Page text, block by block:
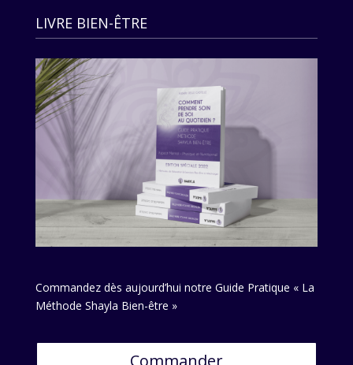
LIVRE BIEN-ÊTRE
Commandez dès aujourd’hui notre Guide Pratique « La
Méthode Shayla Bien-être »
Commander